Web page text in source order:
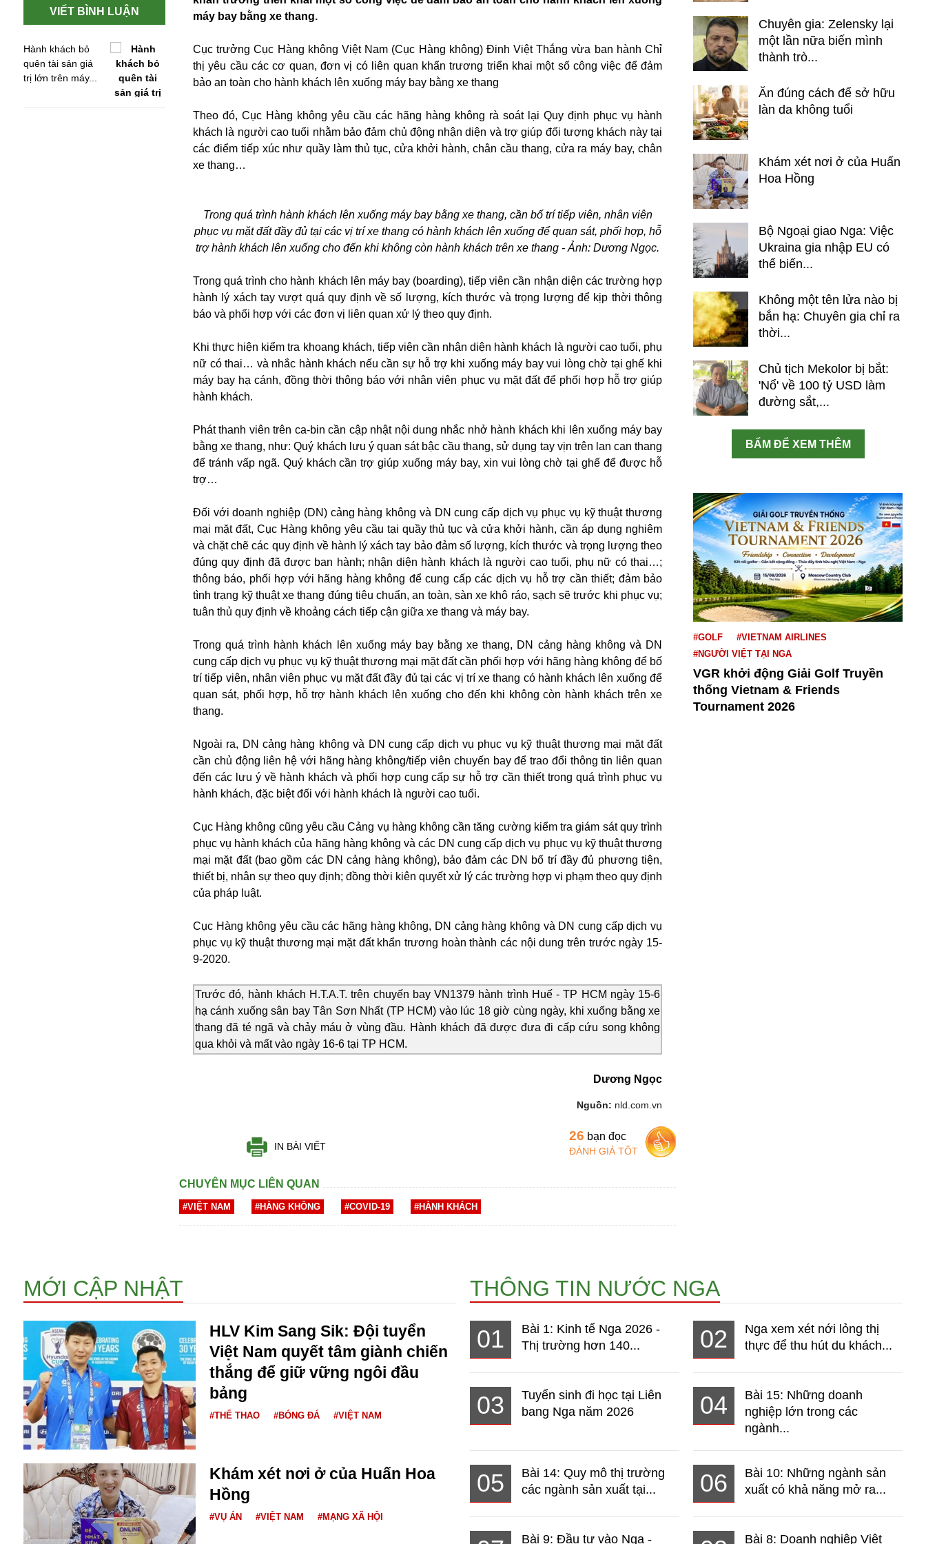
Crimea
Công nghệ
Chuyện hay
Chuyện lạ
Cuộc sống quanh ta
Casino
Chiến tranh thương mại
Chi hội phụ nữ TTTM Mátxcơva
Chính trị Nga
Chợ Vòm
Cảnh sát
Cấm bay
Cao tốc
Canada
VIẾT BÌNH LUẬN
Hành khách bỏ
quên tài sản giá
trị lớn trên máy...
máy bay bằng xe thang.
Cục trưởng Cục Hàng không Việt Nam (Cục Hàng không) Đinh Việt Thắng vừa ban hành Chỉ
thị yêu cầu các cơ quan, đơn vị có liên quan khẩn trương triển khai một số công việc để đảm
bảo an toàn cho hành khách lên xuống máy bay bằng xe thang
Theo đó, Cục Hàng không yêu cầu các hãng hàng không rà soát lại Quy định phục vụ hành
khách là người cao tuổi nhằm bảo đảm chủ động nhận diện và trợ giúp đối tượng khách này tại
các điểm tiếp xúc như quầy làm thủ tục, cửa khởi hành, chân cầu thang, cửa ra máy bay, chân
xe thang…
Trong quá trình hành khách lên xuống máy bay bằng xe thang, cần bố trí tiếp viên, nhân viên
phục vụ mặt đất đầy đủ tại các vị trí xe thang có hành khách lên xuống để quan sát, phối hợp, hỗ
trợ hành khách lên xuống cho đến khi không còn hành khách trên xe thang - Ảnh: Dương Ngọc.
Trong quá trình cho hành khách lên máy bay (boarding), tiếp viên cần nhận diện các trường hợp
hành lý xách tay vượt quá quy định về số lượng, kích thước và trọng lượng để kịp thời thông
báo và phối hợp với các đơn vị liên quan xử lý theo quy định.
Khi thực hiện kiểm tra khoang khách, tiếp viên cần nhận diện hành khách là người cao tuổi, phụ
nữ có thai… và nhắc hành khách nếu cần sự hỗ trợ khi xuống máy bay vui lòng chờ tại ghế khi
máy bay hạ cánh, đồng thời thông báo với nhân viên phục vụ mặt đất để phối hợp hỗ trợ giúp
hành khách.
Phát thanh viên trên ca-bin cần cập nhật nội dung nhắc nhở hành khách khi lên xuống máy bay
bằng xe thang, như: Quý khách lưu ý quan sát bậc cầu thang, sử dụng tay vịn trên lan can thang
để tránh vấp ngã. Quý khách cần trợ giúp xuống máy bay, xin vui lòng chờ tại ghế để được hỗ
trợ…
Đối với doanh nghiệp (DN) cảng hàng không và DN cung cấp dịch vụ phục vụ kỹ thuật thương
mại mặt đất, Cục Hàng không yêu cầu tại quầy thủ tục và cửa khởi hành, cần áp dụng nghiêm
và chặt chẽ các quy định về hành lý xách tay bảo đảm số lượng, kích thước và trọng lượng theo
đúng quy định đã được ban hành; nhận diện hành khách là người cao tuổi, phụ nữ có thai…;
thông báo, phối hợp với hãng hàng không để cung cấp các dịch vụ hỗ trợ cần thiết; đảm bảo
tình trạng kỹ thuật xe thang đúng tiêu chuẩn, an toàn, sàn xe khô ráo, sạch sẽ trước khi phục vụ;
tuân thủ quy định về khoảng cách tiếp cận giữa xe thang và máy bay.
Trong quá trình hành khách lên xuống máy bay bằng xe thang, DN cảng hàng không và DN
cung cấp dịch vụ phục vụ kỹ thuật thương mại mặt đất cần phối hợp với hãng hàng không để bố
trí tiếp viên, nhân viên phục vụ mặt đất đầy đủ tại các vị trí xe thang có hành khách lên xuống để
quan sát, phối hợp, hỗ trợ hành khách lên xuống cho đến khi không còn hành khách trên xe
thang.
Ngoài ra, DN cảng hàng không và DN cung cấp dịch vụ phục vụ kỹ thuật thương mại mặt đất
cần chủ động liên hệ với hãng hàng không/tiếp viên chuyến bay để trao đổi thông tin liên quan
đến các lưu ý về hành khách và phối hợp cung cấp sự hỗ trợ cần thiết trong quá trình phục vụ
hành khách, đặc biệt đối với hành khách là người cao tuổi.
Cục Hàng không cũng yêu cầu Cảng vụ hàng không cần tăng cường kiểm tra giám sát quy trình
phục vụ hành khách của hãng hàng không và các DN cung cấp dịch vụ phục vụ kỹ thuật thương
mại mặt đất (bao gồm các DN cảng hàng không), bảo đảm các DN bố trí đầy đủ phương tiện,
thiết bị, nhân sự theo quy định; đồng thời kiên quyết xử lý các trường hợp vi phạm theo quy định
của pháp luật.
Cục Hàng không yêu cầu các hãng hàng không, DN cảng hàng không và DN cung cấp dịch vụ
phục vụ kỹ thuật thương mại mặt đất khẩn trương hoàn thành các nội dung trên trước ngày 15-
9-2020.
Trước đó, hành khách H.T.A.T. trên chuyến bay VN1379 hành trình Huế - TP HCM ngày 15-6
hạ cánh xuống sân bay Tân Sơn Nhất (TP HCM) vào lúc 18 giờ cùng ngày, khi xuống bằng xe
thang đã té ngã và chảy máu ở vùng đầu. Hành khách đã được đưa đi cấp cứu song không
qua khỏi và mất vào ngày 16-6 tại TP HCM.
Dương Ngọc
Nguồn: nld.com.vn
IN BÀI VIẾT
26 bạn đọc
ĐÁNH GIÁ TỐT
CHUYÊN MỤC LIÊN QUAN
#VIỆT NAM #HÀNG KHÔNG #COVID-19 #HÀNH KHÁCH
Chuyên gia: Zelensky lại
một lần nữa biến mình
thành trò...
Ăn đúng cách để sở hữu
làn da không tuổi
Khám xét nơi ở của Huấn
Hoa Hồng
Bộ Ngoại giao Nga: Việc
Ukraina gia nhập EU có
thể biến...
Không một tên lửa nào bị
bắn hạ: Chuyên gia chỉ ra
thời...
Chủ tịch Mekolor bị bắt:
'Nổ' về 100 tỷ USD làm
đường sắt,...
BẤM ĐỂ XEM THÊM
#GOLF
#VIETNAM AIRLINES
#NGƯỜI VIỆT TẠI NGA
VGR khởi động Giải Golf Truyền
thống Vietnam & Friends
Tournament 2026
MỚI CẬP NHẬT
HLV Kim Sang Sik: Đội tuyển
Việt Nam quyết tâm giành chiến
thắng để giữ vững ngôi đầu
bảng
#THỂ THAO #BÓNG ĐÁ #VIỆT NAM
Khám xét nơi ở của Huấn Hoa
Hồng
#VỤ ÁN #VIỆT NAM #MẠNG XÃ HỘI
THÔNG TIN NƯỚC NGA
01
Bài 1: Kinh tế Nga 2026 -
Thị trường hơn 140...
02
Nga xem xét nới lỏng thị
thực để thu hút du khách...
03
Tuyển sinh đi học tại Liên
bang Nga năm 2026
04
Bài 15: Những doanh
nghiệp lớn trong các
ngành...
05
Bài 14: Quy mô thị trường
các ngành sản xuất tại...
06
Bài 10: Những ngành sản
xuất có khả năng mở ra...
Bài 9: Đầu tư vào Nga -
Bài 8: Doanh nghiệp Việt